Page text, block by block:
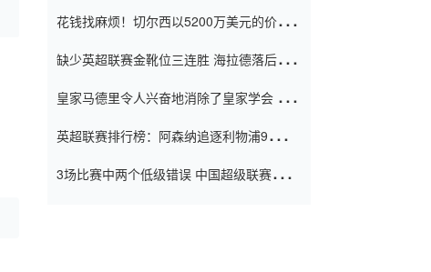
花钱找麻烦！切尔西以5200万美元的价格
窗口
缺少英超联赛金靴位三连胜 海拉德落后6球
皇家马德里令人兴奋地消除了皇家学会 安
英超联赛排行榜：阿森纳追逐利物浦9分 曼
3场比赛中两个低级错误 中国超级联赛的前